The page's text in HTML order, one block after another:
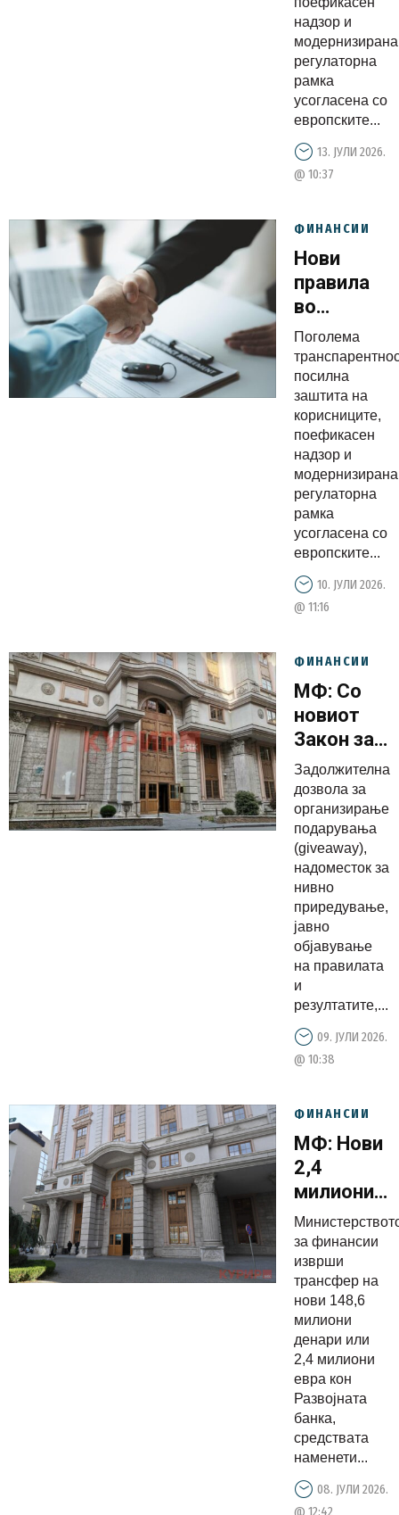
надзор и
модернизирана
регулаторна
рамка
усогласена со
европските...
13. ЈУЛИ 2026.
@ 10:37
ФИНАНСИИ
Нови
правила
во
лизинг
Поголема
посилна
заштита на
корисниците,
поефикасен
надзор и
модернизирана
регулаторна
рамка
усогласена со
европските...
10. ЈУЛИ 2026.
@ 11:16
ФИНАНСИИ
МФ: Со
новиот
Закон за
игри на
среќа се
нови
правила
за
giveaway:
Дозвола,
и јасно
утврдени
услови за
Задолжителна
дозвола за
организирање
подарувања
(giveaway),
надоместок за
нивно
приредување,
јавно
објавување
на правилата
и
резултатите,...
09. ЈУЛИ 2026.
@ 10:38
ФИНАНСИИ
МФ: Нови
2,4
милиони
евра за
компании
за финансии
изврши
трансфер на
нови 148,6
милиони
денари или
2,4 милиони
евра кон
Развојната
банка,
средствата
наменети...
08. ЈУЛИ 2026.
@ 12:42